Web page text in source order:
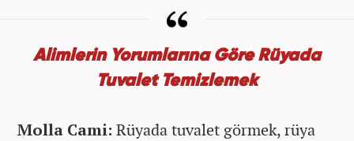
Alimlerin Yorumlarına Göre Rüyada
Tuvalet Temizlemek
Molla Cami: Rüyada tuvalet görmek, rüya